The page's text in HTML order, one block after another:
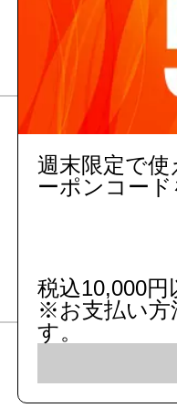
週末限定で
ーポンコー
税込10,000
※お支払い方
す。